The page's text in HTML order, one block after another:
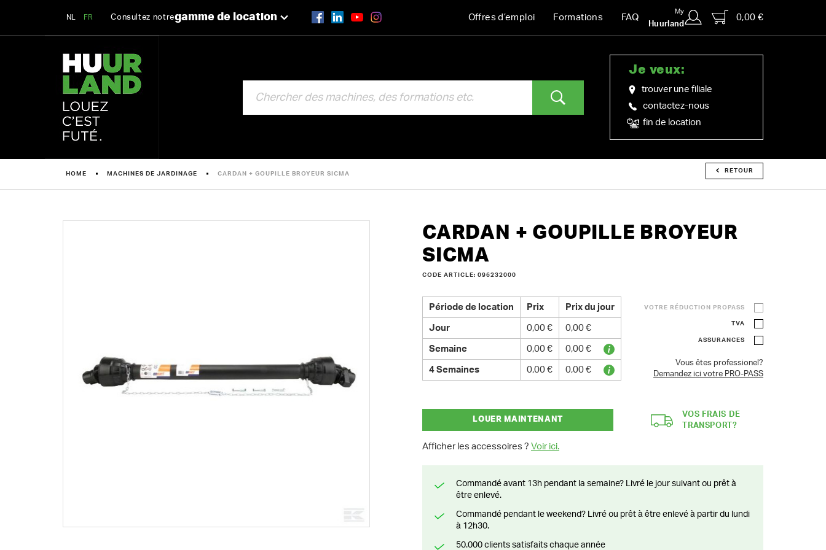
NL FR Consultez notregamme de location Offres d’emploi Formations FAQ
My
Huurland
0,00 €
Je veux:
trouver une filiale
contactez-nous
fin de location
HOME MACHINES DE JARDINAGE CARDAN + GOUPILLE BROYEUR SICMA RETOUR
CARDAN + GOUPILLE BROYEUR
SICMA
CODE ARTICLE: 096232000
Période de location Prix Prix du jour
Jour 0,00 € 0,00 €
Semaine 0,00 € 0,00 €
4 Semaines 0,00 € 0,00 €
VOTRE RÉDUCTION PROPASS
TVA
ASSURANCES
Vous êtes professionel?
Demandez ici votre PRO-PASS
LOUER MAINTENANT
Afficher les accessoires ? Voir ici.
VOS FRAIS DE
TRANSPORT?
Commandé avant 13h pendant la semaine? Livré le jour suivant ou prêt à
être enlevé.
Commandé pendant le weekend? Livré ou prêt à être enlevé à partir du lundi
à 12h30.
50.000 clients satisfaits chaque année